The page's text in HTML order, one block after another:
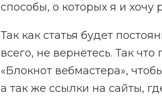
способы, о которых я и хочу
Так как статья будет
всего, не вернётесь. Так
«Блокнот вебмастера»,
а так же ссылки на сайты,